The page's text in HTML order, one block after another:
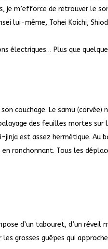
je m’efforce de retrouver le
lui-même, Tohei Koichi,
électriques… Plus que
couchage. Le samu (corvée)
des feuilles mortes sur
jinja est assez hermétique. Au
ronchonnant. Tous les
d’un tabouret, d’un réveil
grosses guêpes qui